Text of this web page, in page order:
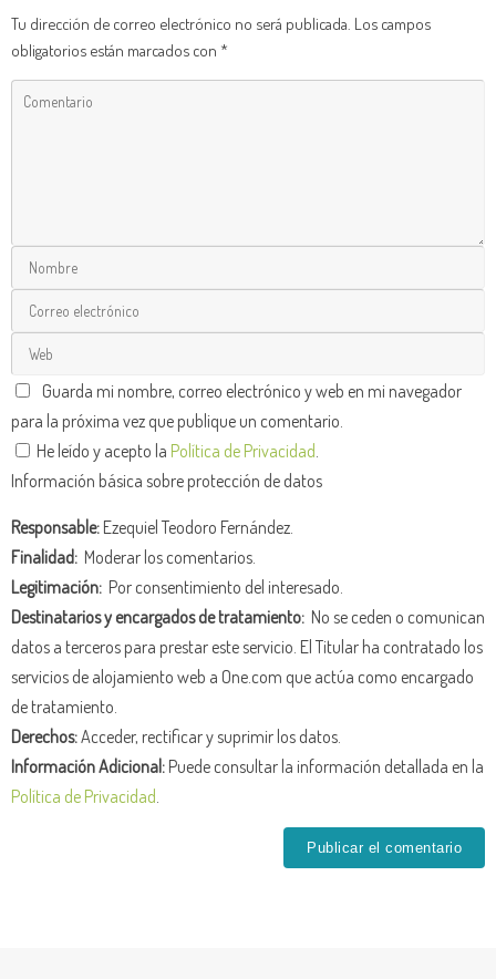
Tu dirección de correo electrónico no será publicada. Los campos
obligatorios están marcados con *
Guarda mi nombre, correo electrónico y web en mi navegador
para la próxima vez que publique un comentario.
He leído y acepto la Política de Privacidad
Información básica sobre protección de datos
Responsable:Ezequiel Teodoro Fernández.
Finalidad: Moderar los comentarios.
Legitimación: Por consentimiento del interesado.
Destinatarios y encargados de tratamiento: No se ceden o comunican
datos a terceros para prestar este servicio. El Titular ha contratado los
servicios de alojamiento web a One.com que actúa como encargado
de tratamiento.
Derechos:Acceder, rectificar y suprimir los datos.
Información Adicional:Puede consultar la información detallada en la
Política de Privacidad